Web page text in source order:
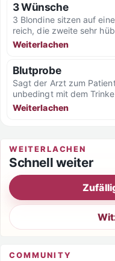
3 Wünsche
3 Blondine sitzen auf
reich, die zweite sehr
Weiterlachen
Blutprobe
Sagt der Arzt zum
unbedingt mit dem
Weiterlachen
WEITERLACHEN
Schnell weiter
COMMUNITY